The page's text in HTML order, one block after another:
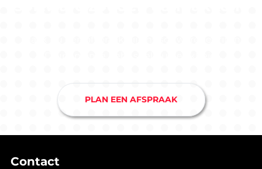
PLAN EEN AFSPRAAK
Contact